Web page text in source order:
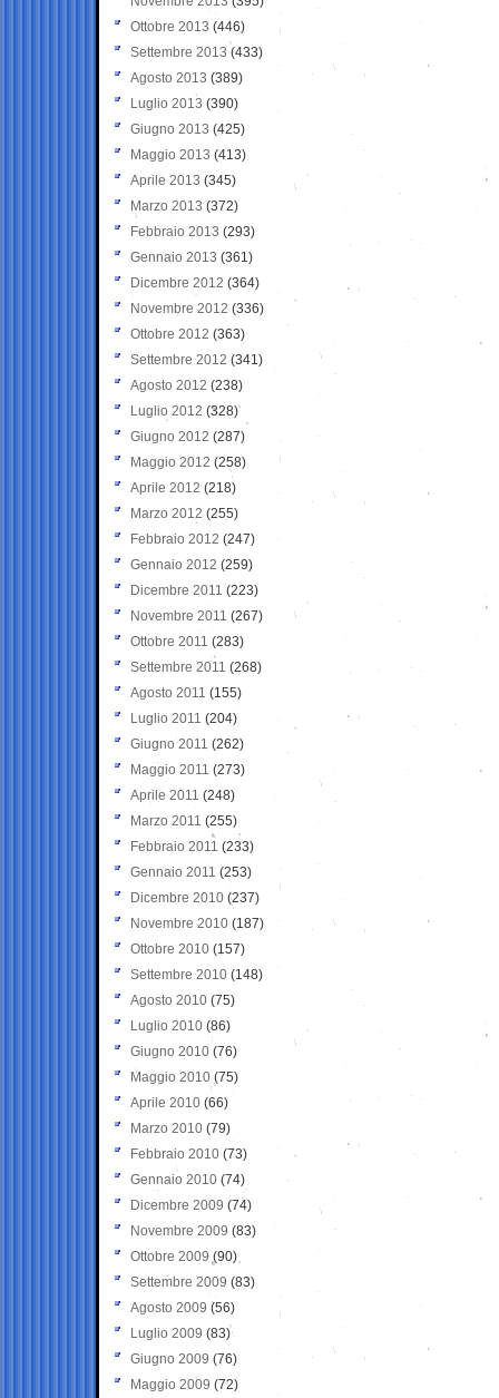
Ottobre 2013 (446)
Settembre 2013 (433)
Agosto 2013 (389)
Luglio 2013 (390)
Giugno 2013 (425)
Maggio 2013 (413)
Aprile 2013 (345)
Marzo 2013 (372)
Febbraio 2013 (293)
Gennaio 2013 (361)
Dicembre 2012 (364)
Novembre 2012 (336)
Ottobre 2012 (363)
Settembre 2012 (341)
Agosto 2012 (238)
Luglio 2012 (328)
Giugno 2012 (287)
Maggio 2012 (258)
Aprile 2012 (218)
Marzo 2012 (255)
Febbraio 2012 (247)
Gennaio 2012 (259)
Dicembre 2011 (223)
Novembre 2011 (267)
Ottobre 2011 (283)
Settembre 2011 (268)
Agosto 2011 (155)
Luglio 2011 (204)
Giugno 2011 (262)
Maggio 2011 (273)
Aprile 2011 (248)
Marzo 2011 (255)
Febbraio 2011 (233)
Gennaio 2011 (253)
Dicembre 2010 (237)
Novembre 2010 (187)
Ottobre 2010 (157)
Settembre 2010 (148)
Agosto 2010 (75)
Luglio 2010 (86)
Giugno 2010 (76)
Maggio 2010 (75)
Aprile 2010 (66)
Marzo 2010 (79)
Febbraio 2010 (73)
Gennaio 2010 (74)
Dicembre 2009 (74)
Novembre 2009 (83)
Ottobre 2009 (90)
Settembre 2009 (83)
Agosto 2009 (56)
Luglio 2009 (83)
Giugno 2009 (76)
Maggio 2009 (72)